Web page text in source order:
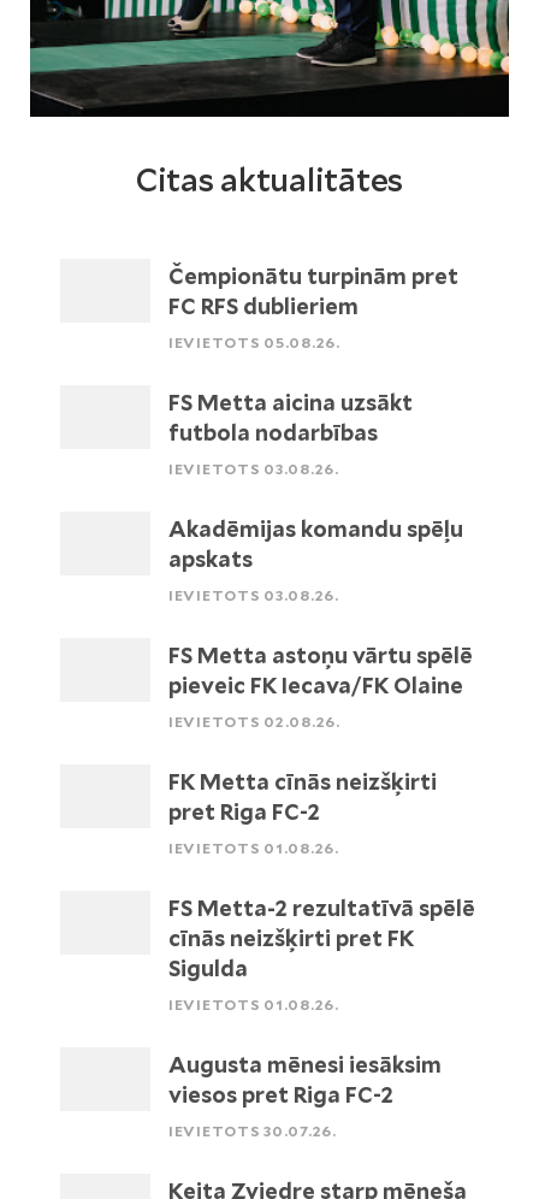
Citas aktualitātes
Čempionātu turpinām pret
FC RFS dublieriem
IEVIETOTS 05.08.26.
FS Metta aicina uzsākt
futbola nodarbības
IEVIETOTS 03.08.26.
Akadēmijas komandu spēļu
apskats
IEVIETOTS 03.08.26.
FS Metta astoņu vārtu spēlē
pieveic FK Iecava/FK Olaine
IEVIETOTS 02.08.26.
FK Metta cīnās neizšķirti
pret Riga FC-2
IEVIETOTS 01.08.26.
FS Metta-2 rezultatīvā spēlē
cīnās neizšķirti pret FK
Sigulda
IEVIETOTS 01.08.26.
Augusta mēnesi iesāksim
viesos pret Riga FC-2
IEVIETOTS 30.07.26.
Keita Zviedre starp mēneša